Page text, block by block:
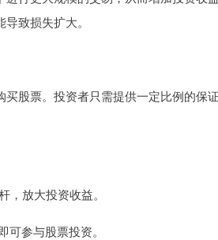
致损失扩大。
股票。投资者只需提供一定比例的保
放大投资收益。
参与股票投资。